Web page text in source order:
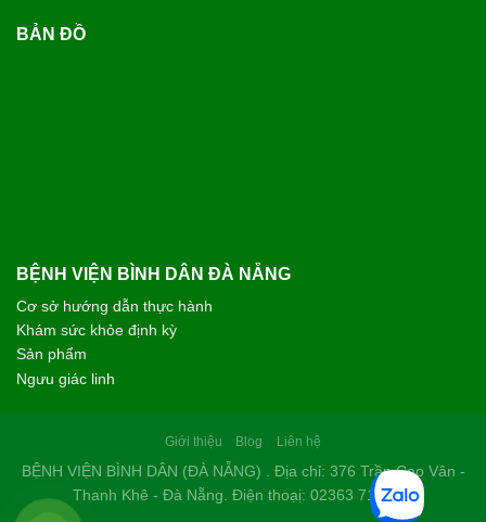
BẢN ĐỒ
BỆNH VIỆN BÌNH DÂN ĐÀ NẴNG
Cơ sở hướng dẫn thực hành
Khám sức khỏe định kỳ
Sản phẩm
Ngưu giác linh
Giới thiệu Blog Liên hệ
BỆNH VIỆN BÌNH DÂN (ĐÀ NẴNG) . Địa chỉ: 376 Trần Cao Vân -
Thanh Khê - Đà Nẵng. Điện thoạị: 02363 714 030